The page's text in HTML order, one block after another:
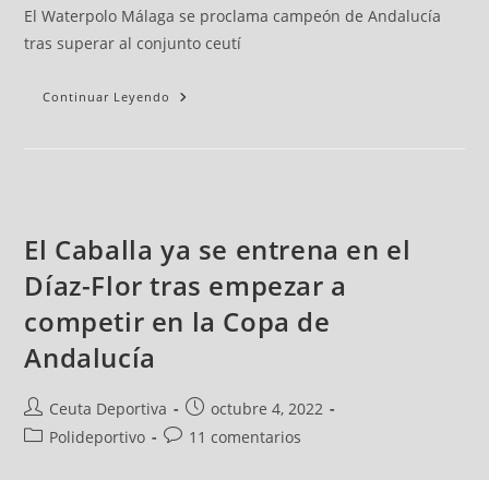
El Waterpolo Málaga se proclama campeón de Andalucía
tras superar al conjunto ceutí
Continuar Leyendo
El Caballa ya se entrena en el
Díaz-Flor tras empezar a
competir en la Copa de
Andalucía
Ceuta Deportiva
octubre 4, 2022
Polideportivo
11 comentarios